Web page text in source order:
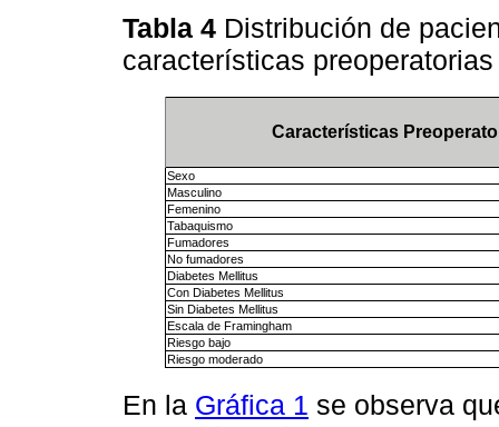
Tabla 4 Distribución de
características
Características
Sexo
Masculino
Femenino
Tabaquismo
Fumadores
No fumadores
Diabetes Mellitus
Con Diabetes Mellitus
Sin Diabetes Mellitus
Escala de Framingham
Riesgo bajo
Riesgo moderado
En la Gráfica 1 se observa